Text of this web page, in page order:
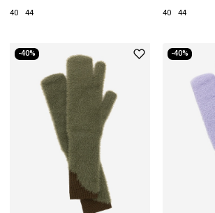
40 44 40 44
-40% -40%